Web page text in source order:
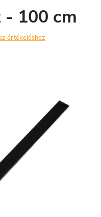
- 100 cm
értékeléshez